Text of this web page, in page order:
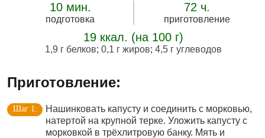
10 мин.
подготовка
72 ч.
приготовление
19 ккал. (на 100 г)
1,9 г белков; 0,1 г жиров; 4,5 г углеводов
Приготовление:
Нашинковать капусту и соединить с морковью,
натертой на крупной терке. Уложить капусту с
морковкой в трёхлитровую банку. Мять и